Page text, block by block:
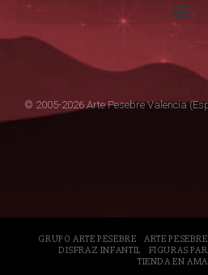
© 2005-2026 Arte Pesebre Valencia
GRUPO ARTE PESEBRE ARTE PESEBRE
DISFRAZ INFANTIL
FIGURAS
TIENDA EN